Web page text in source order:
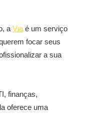
a Via é um serviço
focar seus
a sua
finanças,
oferece uma